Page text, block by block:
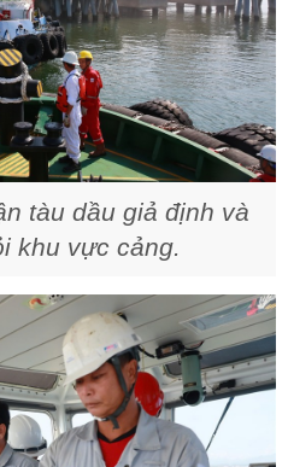
tàu dầu giả định và
khu vực cảng.